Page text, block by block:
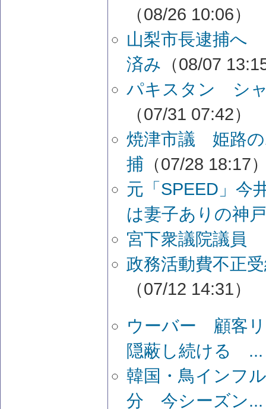
（08/26 10:06）
山梨市長逮捕へ
済み （08/07
パキスタン シ
（07/31 07:42）
焼津市議 姫路の
捕 （07/28 18:17
元「SPEED」
は妻子ありの神
宮下衆議院議員
政務活動費不正
（07/12 14:31）
ウーバー 顧客リ
隠蔽し続ける ...
韓国・鳥インフ
分 今シーズン...